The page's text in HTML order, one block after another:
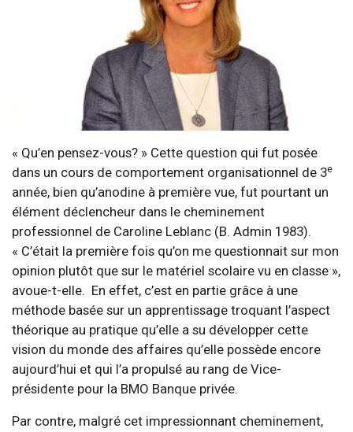
« Qu’en pensez-vous? » Cette question qui fut posée
dans un cours de comportement organisationnel de 3e
année, bien qu’anodine à première vue, fut pourtant un
élément déclencheur dans le cheminement
professionnel de Caroline Leblanc (B. Admin 1983).
« C’était la première fois qu’on me questionnait sur mon
opinion plutôt que sur le matériel scolaire vu en classe »,
avoue-t-elle. En effet, c’est en partie grâce à une
méthode basée sur un apprentissage troquant l’aspect
théorique au pratique qu’elle a su développer cette
vision du monde des affaires qu’elle possède encore
aujourd’hui et qui l’a propulsé au rang de Vice-
présidente pour la BMO Banque privée.
Par contre, malgré cet impressionnant cheminement,